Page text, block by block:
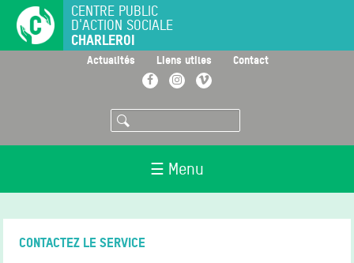
principal
CENTRE PUBLIC
D'ACTION SOCIALE
CHARLEROI
Actualités Liens utiles Contact
FacebookInstagramVimeo
Rechercher
☰ Menu
CONTACTEZ LE SERVICE